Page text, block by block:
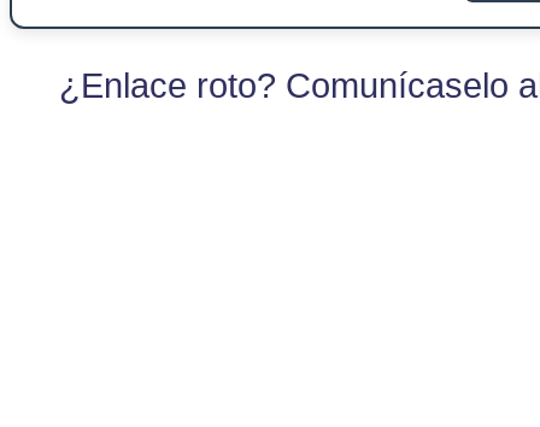
¿Enlace roto? Comunícaselo